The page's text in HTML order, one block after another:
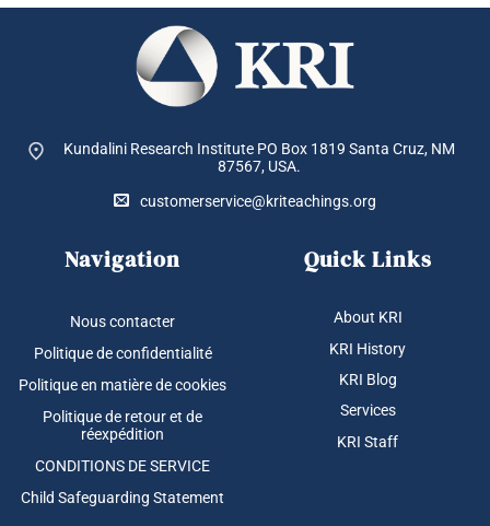
Kundalini Research Institute PO Box 1819 Santa Cruz, NM
87567, USA.
customerservice@kriteachings.org
Navigation
Nous contacter
Politique de confidentialité
Politique en matière de cookies
Politique de retour et de
réexpédition
CONDITIONS DE SERVICE
Child Safeguarding Statement
Quick Links
About KRI
KRI History
KRI Blog
Services
KRI Staff